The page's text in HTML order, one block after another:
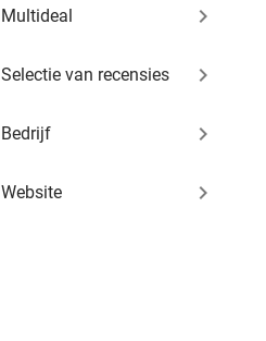
Multideal keyboard_arrow_right
Selectie van recensies keyboard_arrow_right
Bedrijf keyboard_arrow_right
Website keyboard_arrow_right